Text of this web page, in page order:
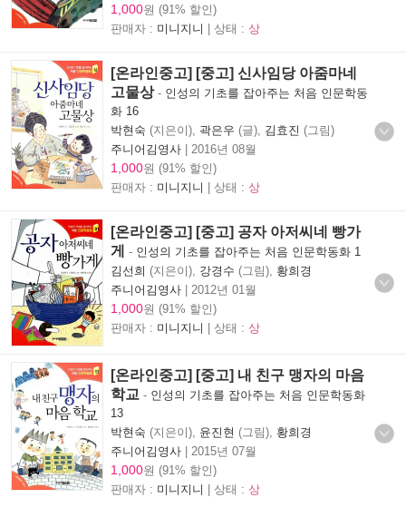
1,000원 (91% 할인)
판매자 : 미니지니 | 상태 : 상
[온라인중고] [중고] 신사임당 아줌마네
고물상- 인성의 기초를 잡아주는 처음 인문학동
화 16
박현숙 (지은이), 곽은우 (글), 김효진 (그림)
주니어김영사 | 2016년 08월
1,000원 (91% 할인)
판매자 : 미니지니 | 상태 : 상
[온라인중고] [중고] 공자 아저씨네 빵가
게
- 인성의 기초를 잡아주는 처음 인문학동화 1
김선희 (지은이), 강경수 (그림), 황희경
주니어김영사 | 2012년 01월
1,000원 (91% 할인)
판매자 : 미니지니 | 상태 : 상
[온라인중고] [중고] 내 친구 맹자의 마음
학교 - 인성의 기초를 잡아주는 처음 인문학동화
13
박현숙 (지은이), 윤진현 (그림), 황희경
주니어김영사 | 2015년 07월
1,000원 (91% 할인)
판매자 : 미니지니 | 상태 : 상